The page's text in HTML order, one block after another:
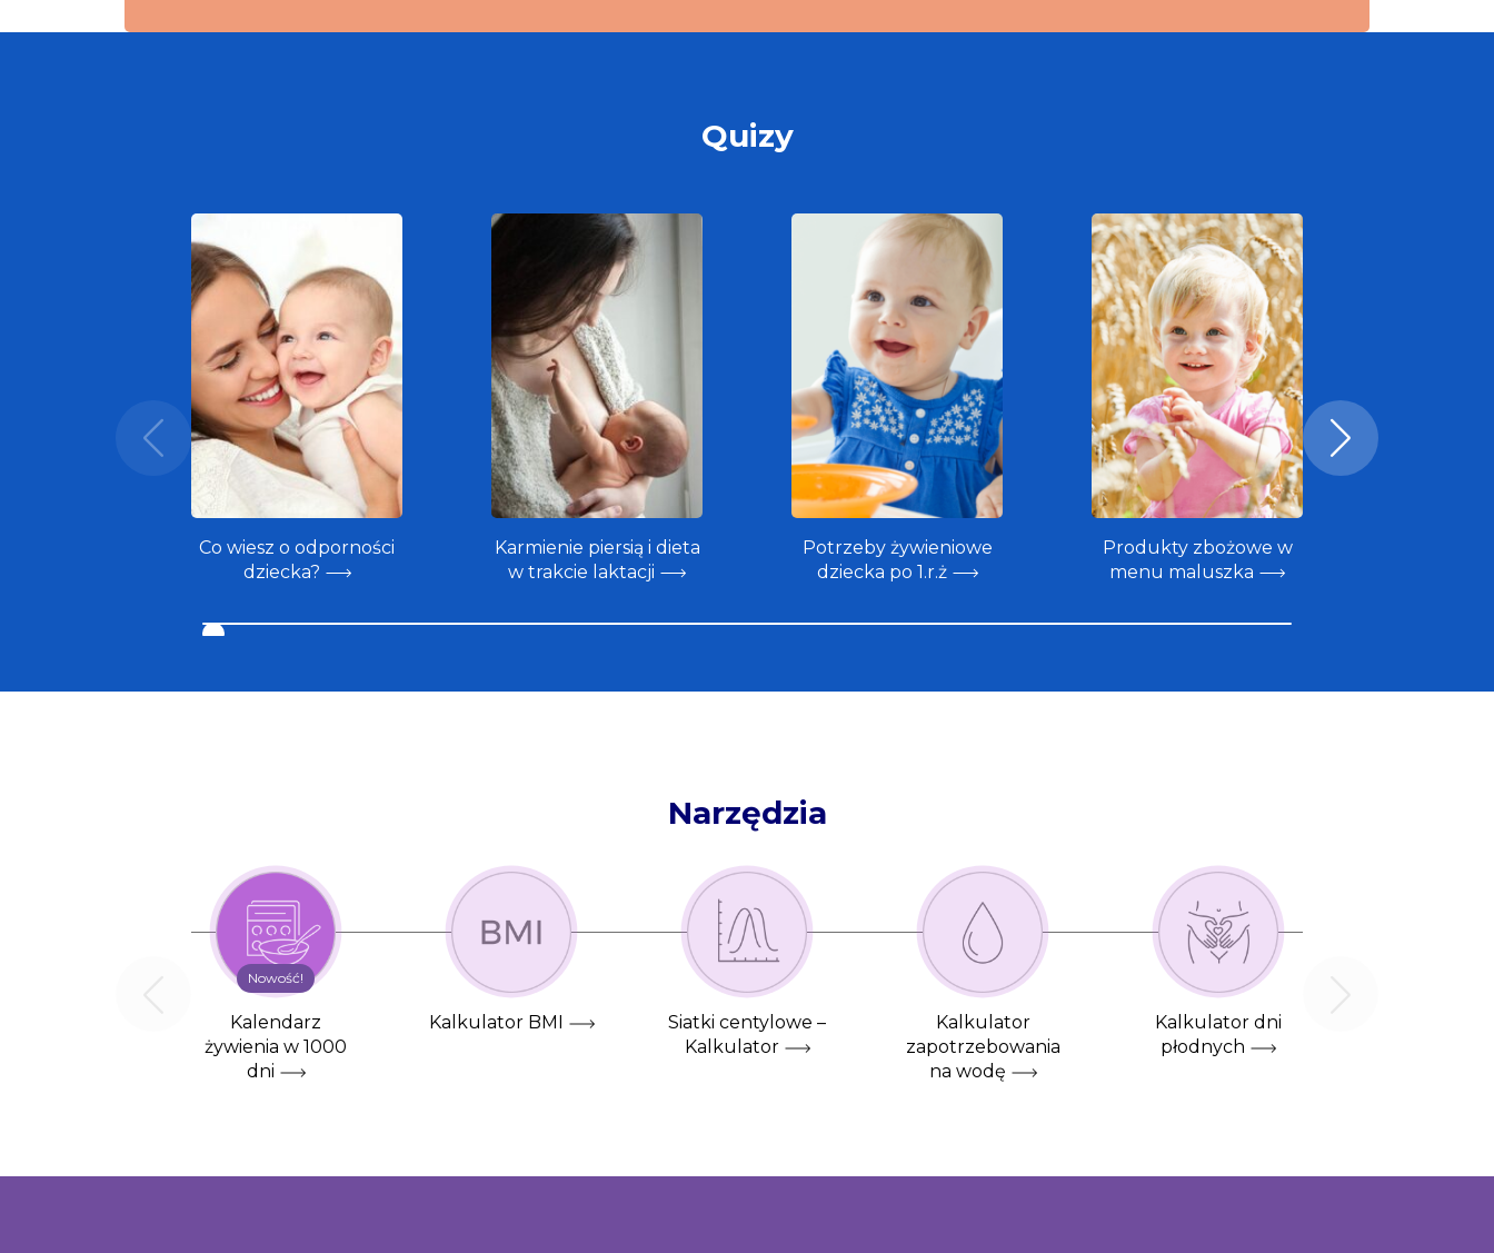
Quizy
Co wiesz o odporności
dziecka?
Karmienie piersią i dieta
w trakcie laktacji
Potrzeby żywieniowe
dziecka po 1.r.ż
Produkty zbożowe w
menu maluszka
Narzędzia
Nowość!
Kalendarz
żywienia w 1000
dni
Kalkulator BMI
Siatki centylowe –
Kalkulator
Kalkulator
zapotrzebowania
na wodę
Kalkulator dni
płodnych